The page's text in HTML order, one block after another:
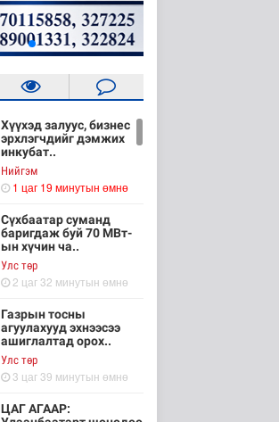
Хүүхэд залуус, бизнес
эрхлэгчдийг дэмжих
инкубат..
Нийгэм
1 цаг 19 минутын өмнө
Сүхбаатар суманд
баригдаж буй 70 МВт-
ын хүчин ча..
Улс төр
2 цаг 32 минутын өмнө
Газрын тосны
агуулахууд эхнээсээ
ашиглалтад орох..
Улс төр
3 цаг 39 минутын өмнө
ЦАГ АГААР: